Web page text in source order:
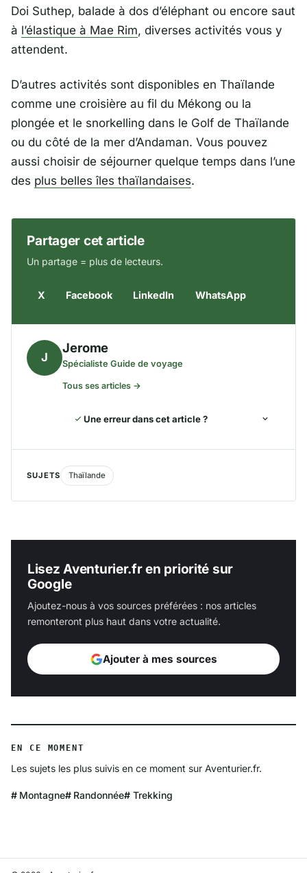
Doi Suthep, balade à dos d’éléphant ou encore saut
à l’élastique à Mae Rim, diverses activités vous y
attendent.
D’autres activités sont disponibles en Thaïlande
comme une croisière au fil du Mékong ou la
plongée et le snorkelling dans le Golf de Thaïlande
ou du côté de la mer d’Andaman. Vous pouvez
aussi choisir de séjourner quelque temps dans l’une
des plus belles îles thaïlandaises.
Partager cet article
Un partage = plus de lecteurs.
X Facebook LinkedIn WhatsApp
J
Jerome
Spécialiste Guide de voyage
Tous ses articles →
Une erreur dans cet article ?
SUJETS Thaïlande
Lisez Aventurier.fr en priorité sur
Google
Ajoutez-nous à vos sources préférées : nos articles
remonteront plus haut dans votre actualité.
Ajouter à mes sources
EN CE MOMENT
Les sujets les plus suivis en ce moment sur Aventurier.fr.
Montagne Randonnée Trekking